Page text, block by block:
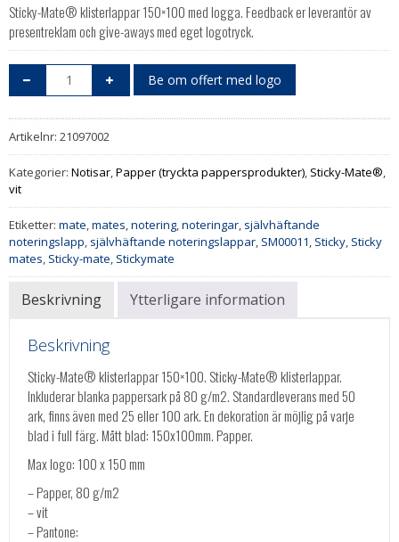
Sticky-Mate® klisterlappar 150×100 med logga. Feedback er leverantör av
presentreklam och give-aways med eget logotryck.
Be om offert med logo
Artikelnr: 21097002
Kategorier: Notisar Papper (tryckta pappersprodukter) Sticky-Mate®
vit
Etiketter: mate mates notering noteringar självhäftande
noteringslapp självhäftande noteringslappar SM00011 Sticky Sticky
mates Sticky-mate Stickymate
Beskrivning Ytterligare information
Beskrivning
Sticky-Mate® klisterlappar 150×100. Sticky-Mate® klisterlappar.
Inkluderar blanka pappersark på 80 g/m2. Standardleverans med 50
ark, finns även med 25 eller 100 ark. En dekoration är möjlig på varje
blad i full färg. Mått blad: 150x100mm. Papper.
Max logo: 100 x 150 mm
– Papper, 80 g/m2
– vit
– Pantone: